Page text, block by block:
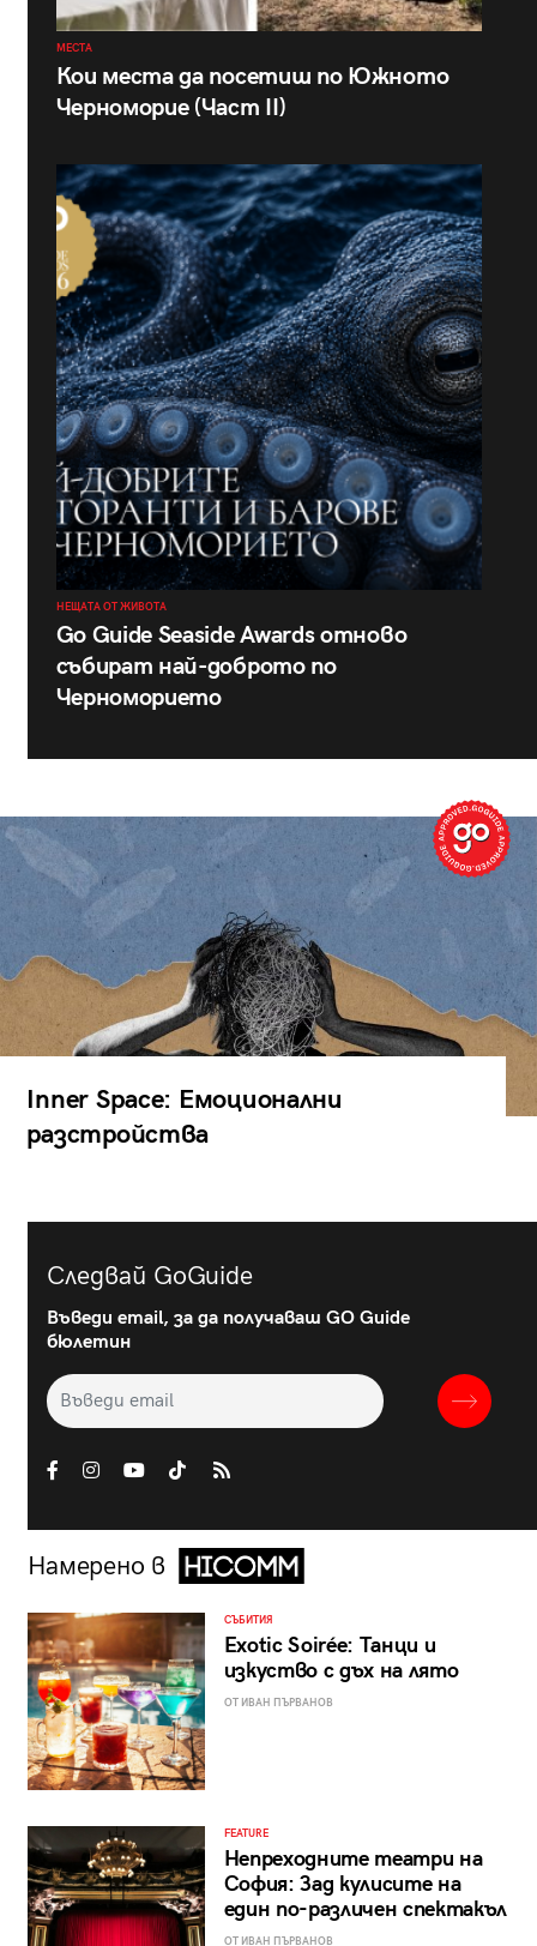
МЕСТА
Кои места да посетиш по Южното
Черноморие (Част II)
НЕЩАТА ОТ ЖИВОТА
Go Guide Seaside Awards отново
събират най-доброто по
Черноморието
Inner Space: Емоционални
разстройства
Следвай GoGuide
Въведи email, за да получаваш GO Guide
бюлетин
Намерено в
СЪБИТИЯ
Exotic Soirée: Танци и
изкуство с дъх на лято
ОТ ИВАН ПЪРВАНОВ
FEATURE
Непреходните театри на
София: Зад кулисите на
един по-различен спектакъл
ОТ ИВАН ПЪРВАНОВ